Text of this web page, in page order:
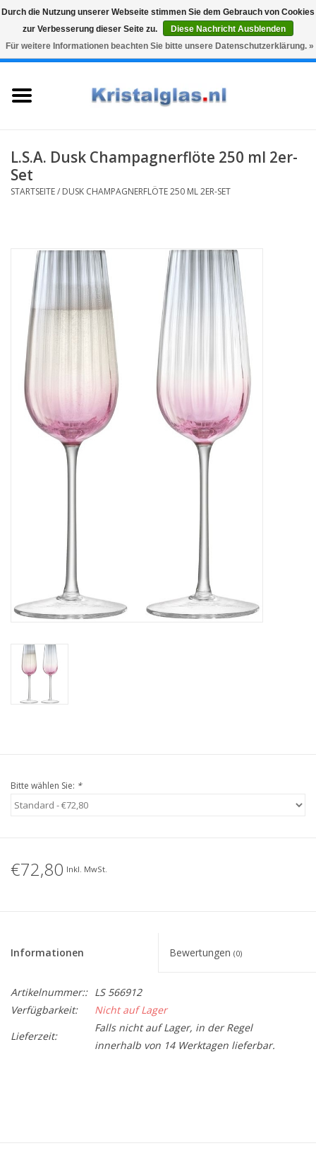
Snelle levering
Graveren
0 Artikel - €0,00
Karaffen
Glasgravur fur karaffe und
Geschenke
Kaffee & Tee
Bar & Wein
L.S.A. Dusk Champagnerflöte 250 ml 2er-
Set
STARTSEITE/ DUSK CHAMPAGNERFLÖTE 250 ML 2ER-SET
Bitte wählen Sie: *
€72,80 Inkl. MwSt.
Informationen Bewertungen (0)
Artikelnummer:: LS 566912
Verfügbarkeit:
Nicht auf Lager
Lieferzeit:
Falls nicht auf Lager, in der Regel
innerhalb von 14 Werktagen lieferbar.
Durch die Nutzung unserer Webseite stimmen Sie dem Gebrauch von Cookies
zur Verbesserung dieser Seite zu.
Diese Nachricht Ausblenden
Für weitere Informationen beachten Sie bitte unsere Datenschutzerklärung. »